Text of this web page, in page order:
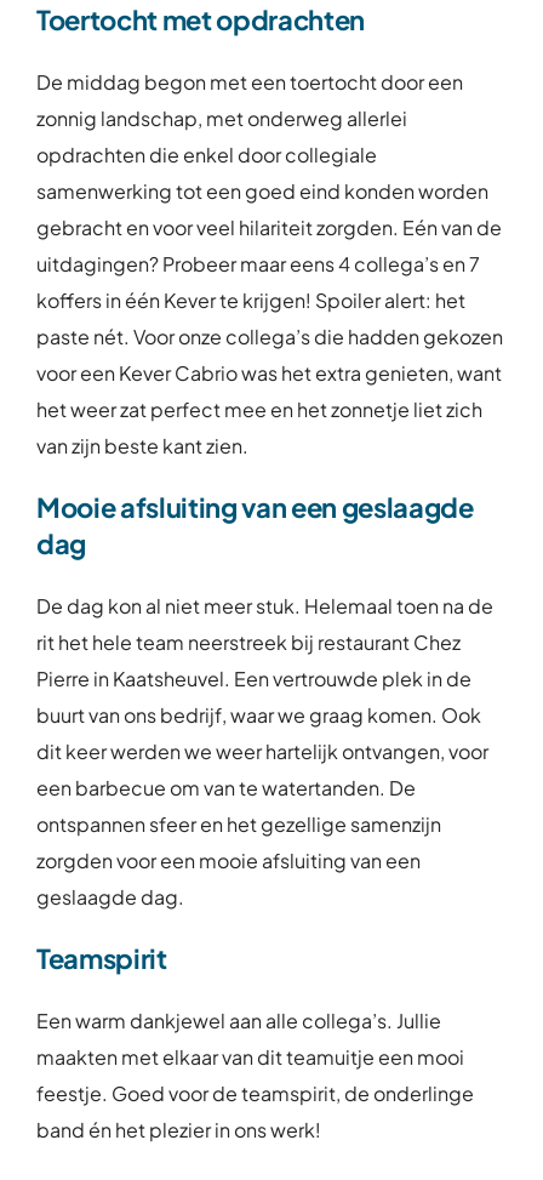
Toertocht met opdrachten
De middag begon met een toertocht door een
zonnig landschap, met onderweg allerlei
opdrachten die enkel door collegiale
samenwerking tot een goed eind konden worden
gebracht en voor veel hilariteit zorgden. Eén van de
uitdagingen? Probeer maar eens 4 collega’s en 7
koffers in één Kever te krijgen! Spoiler alert: het
paste nét. Voor onze collega’s die hadden gekozen
voor een Kever Cabrio was het extra genieten, want
het weer zat perfect mee en het zonnetje liet zich
van zijn beste kant zien.
Mooie afsluiting van een geslaagde
dag
De dag kon al niet meer stuk. Helemaal toen na de
rit het hele team neerstreek bij restaurant Chez
Pierre in Kaatsheuvel. Een vertrouwde plek in de
buurt van ons bedrijf, waar we graag komen. Ook
dit keer werden we weer hartelijk ontvangen, voor
een barbecue om van te watertanden. De
ontspannen sfeer en het gezellige samenzijn
zorgden voor een mooie afsluiting van een
geslaagde dag.
Teamspirit
Een warm dankjewel aan alle collega’s. Jullie
maakten met elkaar van dit teamuitje een mooi
feestje. Goed voor de teamspirit, de onderlinge
band én het plezier in ons werk!